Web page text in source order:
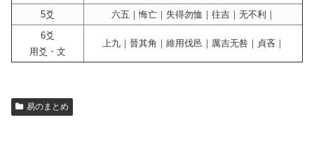
5爻
六五｜悔亡｜失得勿恤｜往吉｜无不利｜
6爻
用爻・文
上九｜晉其角｜維用伐邑｜厲吉无咎｜貞吝｜
易のまとめ